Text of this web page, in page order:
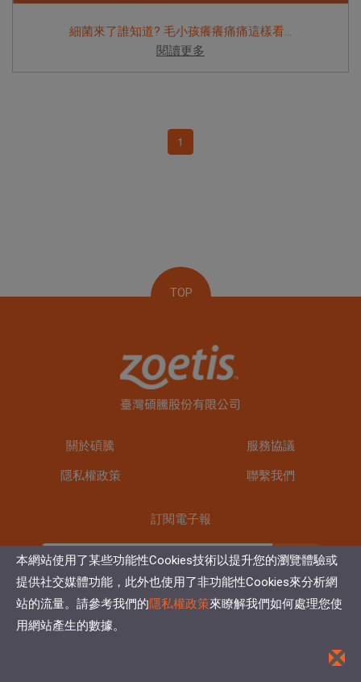
細菌來了誰知道? 毛小孩癢癢痛痛這樣看...
閱讀更多
1
TOP
關於碩騰 服務協議
隱私權政策 聯繫我們
訂閱電子報
訂閱
本網站使用了某些功能性Cookies技術以提升您的瀏覽體驗或
提供社交媒體功能，此外也使用了非功能性Cookies來分析網
站的流量。請參考我們的隱私權政策來瞭解我們如何處理您使
用網站產生的數據。